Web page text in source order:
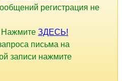
регистрация не
Нажмите ЗДЕСЬ!
письма на
записи нажмите